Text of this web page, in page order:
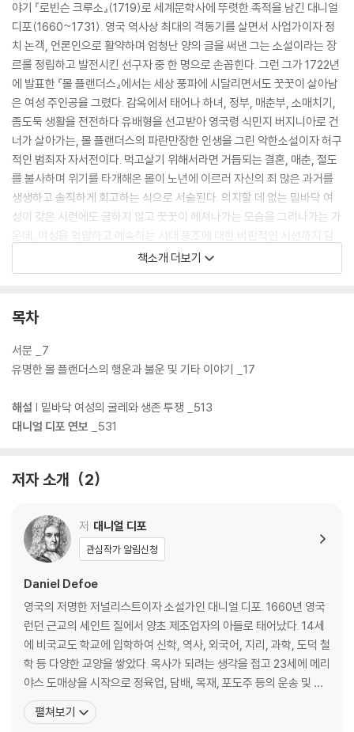
야기 『로빈슨 크루소』(1719)로 세계문학사에 뚜렷한 족적을 남긴 대니얼
디포(1660~1731). 영국 역사상 최대의 격동기를 살면서 사업가이자 정
치 논객, 언론인으로 활약하며 엄청난 양의 글을 써낸 그는 소설이라는 장
르를 정립하고 발전시킨 선구자 중 한 명으로 손꼽힌다. 그런 그가 1722년
에 발표한 『몰 플랜더스』에서는 세상 풍파에 시달리면서도 꿋꿋이 살아남
은 여성 주인공을 그렸다. 감옥에서 태어나 하녀, 정부, 매춘부, 소매치기,
좀도둑 생활을 전전하다 유배형을 선고받아 영국령 식민지 버지니아로 건
너가 살아가는, 몰 플랜더스의 파란만장한 인생을 그린 악한소설이자 허구
적인 범죄자 자서전이다. 먹고살기 위해서라면 거듭되는 결혼, 매춘, 절도
를 불사하며 위기를 타개해온 몰이 노년에 이르러 자신의 죄 많은 과거를
생생하고 솔직하게 회고하는 식으로 서술된다. 의지할 데 없는 밑바닥 여
성이 갖은 시련에도 굴하지 않고 꿋꿋이 헤쳐나가는 모습을 그려나가는 가
운데, 여성을 억압하고 예속하는 시대 풍조에 대한 비판적인 시선까지 담
아낸다. 그런 만큼 이 작품은 훗날 재발견되어 “몰은 여권운동가들이 수호
성인으로 여겨야 할 인물”이라 언급한 버지니아 울프를 비롯해 많은 이에
회고록이라 착각하게 만들 정도로 현실감 있는 서사가 펼쳐지는 『몰 플랜
리매김시켰다.
000권
★ 2015년 BBC ‘위대한 영국소설’ 100권
책소개 더보기
목차
서문 _7
유명한 몰 플랜더스의 행운과 불운 및 기타 이야기 _17
해설 | 밑바닥 여성의 굴레와 생존 투쟁 _513
대니얼 디포 연보 _531
저자 소개 2
저 대니얼 디포
관심작가 알림신청
Daniel Defoe
영국의 저명한 저널리스트이자 소설가인 대니얼 디포. 1660년 영국
런던 근교의 세인트 질에서 양초 제조업자의 아들로 태어났다. 14세
에 비국교도 학교에 입학하여 신학, 역사, 외국어, 지리, 과학, 도덕 철
학 등 다양한 교양을 쌓았다. 목사가 되려는 생각을 접고 23세에 메리
야스 도매상을 시작으로 정육업, 담배, 목재, 포도주 등의 운송 및 수
출입 교역업에 투자했다. 31세에 파산해 감옥에 잠시 투옥되었고, 이
후 벽돌과 타일 제조업, 노예 무역업 등에 종사했으며, 이때의 경험이
펼쳐보기